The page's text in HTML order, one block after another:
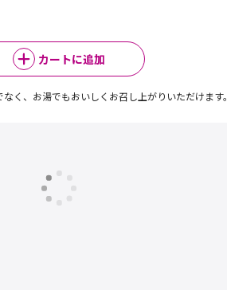
カートに追加
く、お湯でもおいしくお召し上がりいただけます。